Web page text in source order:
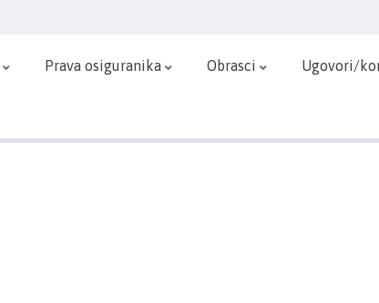
Prava osiguranika Obrasci Ugovori/